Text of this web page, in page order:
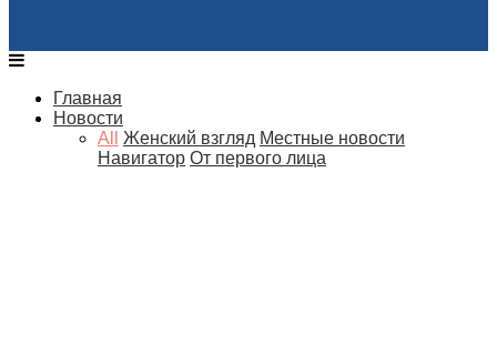
Главная
Новости
All
Женский взгляд Местные новости
Навигатор От первого лица